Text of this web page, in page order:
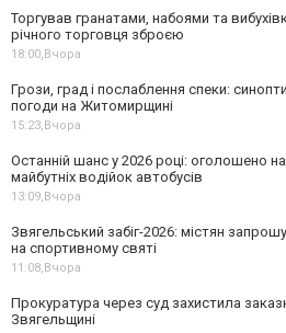
Торгував гранатами, набоями та
річного торговця зброєю
18:00, Вчора
Грози, град і послаблення спеки:
погоди на Житомирщині
15:23, Вчора
Останній шанс у 2026 році: оголошено
майбутніх водійок автобусів
13:09, Вчора
Звягельський забіг-2026: містян
на спортивному святі
11:08, Вчора
Прокуратура через суд захистила
Звягельщині